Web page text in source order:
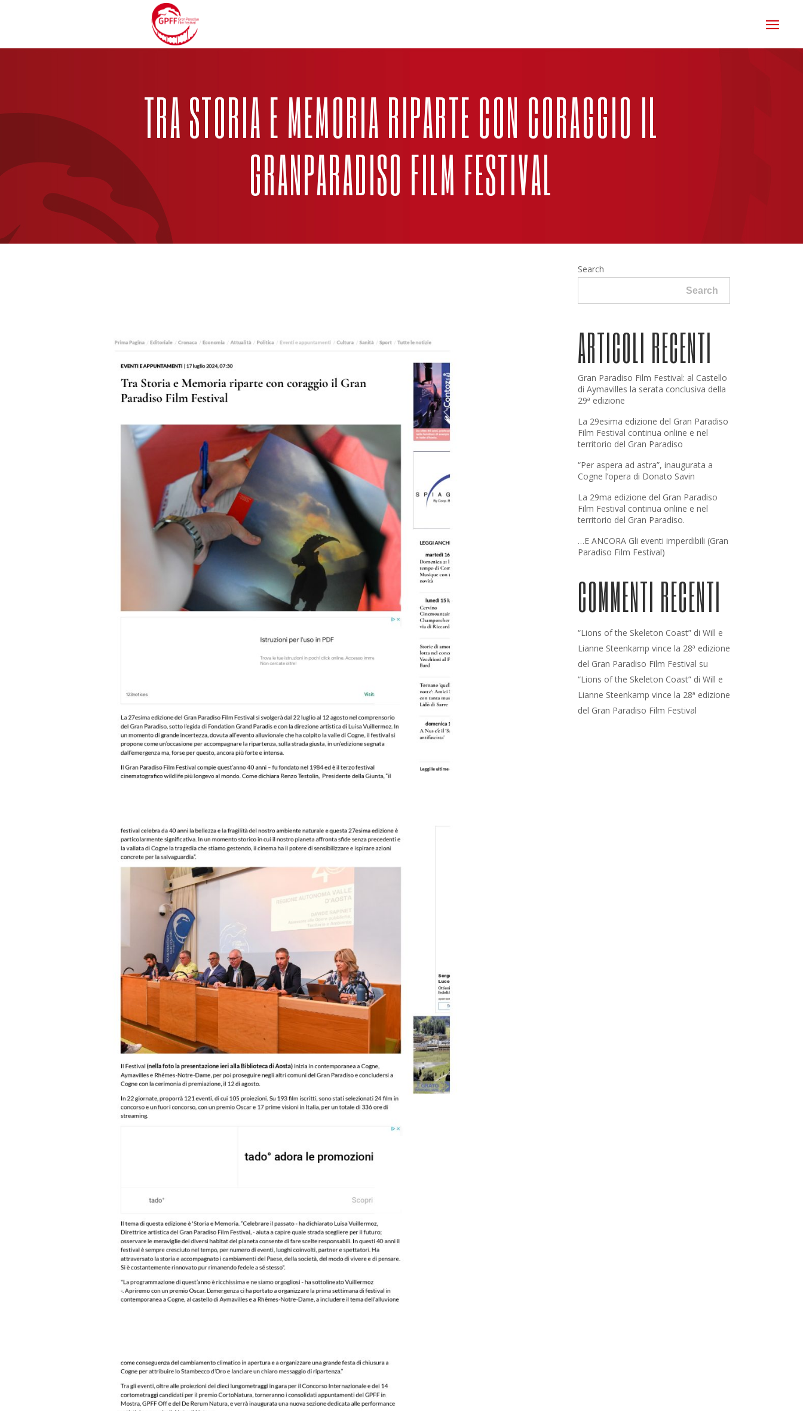
TRA STORIA E MEMORIA RIPARTE CON CORAGGIO IL
GRANPARADISO FILM FESTIVAL
Search
Search
ARTICOLI RECENTI
Gran Paradiso Film Festival: al Castello
di Aymavilles la serata conclusiva della
29ª edizione
La 29esima edizione del Gran Paradiso
Film Festival continua online e nel
territorio del Gran Paradiso
“Per aspera ad astra”, inaugurata a
Cogne l’opera di Donato Savin
La 29ma edizione del Gran Paradiso
Film Festival continua online e nel
territorio del Gran Paradiso.
…E ANCORA Gli eventi imperdibili (Gran
Paradiso Film Festival)
COMMENTI RECENTI
“Lions of the Skeleton Coast” di Will e
Lianne Steenkamp vince la 28ª edizione
del Gran Paradiso Film Festival su
“Lions of the Skeleton Coast” di Will e
Lianne Steenkamp vince la 28ª edizione
del Gran Paradiso Film Festival